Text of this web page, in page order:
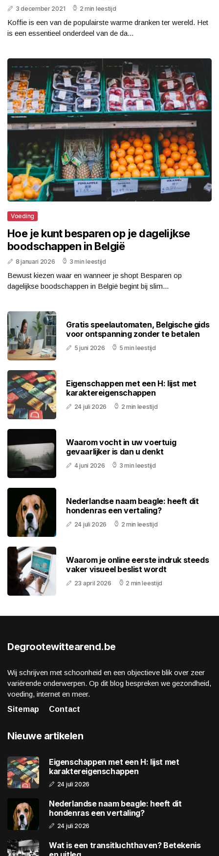
3 december 2021 2 min leestijd
Koffie is een van de populairste warme dranken ter wereld. Het
is een essentieel onderdeel van de da...
Voeding
Hoe je kunt besparen op je dagelijkse
boodschappen in België
8 januari 2026 3 min leestijd
Bewust kiezen waar en wanneer je shopt Besparen op
dagelijkse boodschappen in België begint bij slim...
Gratis speelautomaten, Belgische gids
voor ontspanning zonder te betalen
5 juni 2026 5 min leestijd
Eigenschappen met een H: lijst met
karaktereigenschappen
24 juli 2026 2 min leestijd
Waarom vocht in uw voertuig
gevaarlijker is dan u denkt
4 juni 2026 3 min leestijd
Nederlandse naam beagle: heeft dit
hondenras een vertaling?
24 juli 2026 2 min leestijd
Waarom je online eerste indruk steeds
vaker visueel beslist wordt
23 april 2026 2 min leestijd
Degrootewittearend.be
Wij schrijven met schoonheid en een objectieve blik over zeer
variërende onderwerpen. Op dit blog bespreken we gezondheid,
voeding, internet en meer.
Sitemap
Contact
Nieuwe artikelen
Eigenschappen met een H: lijst met
karaktereigenschappen
24 juli 2026
Nederlandse naam beagle: heeft dit
hondenras een vertaling?
24 juli 2026
Wat is een transitluchthaven? Betekenis